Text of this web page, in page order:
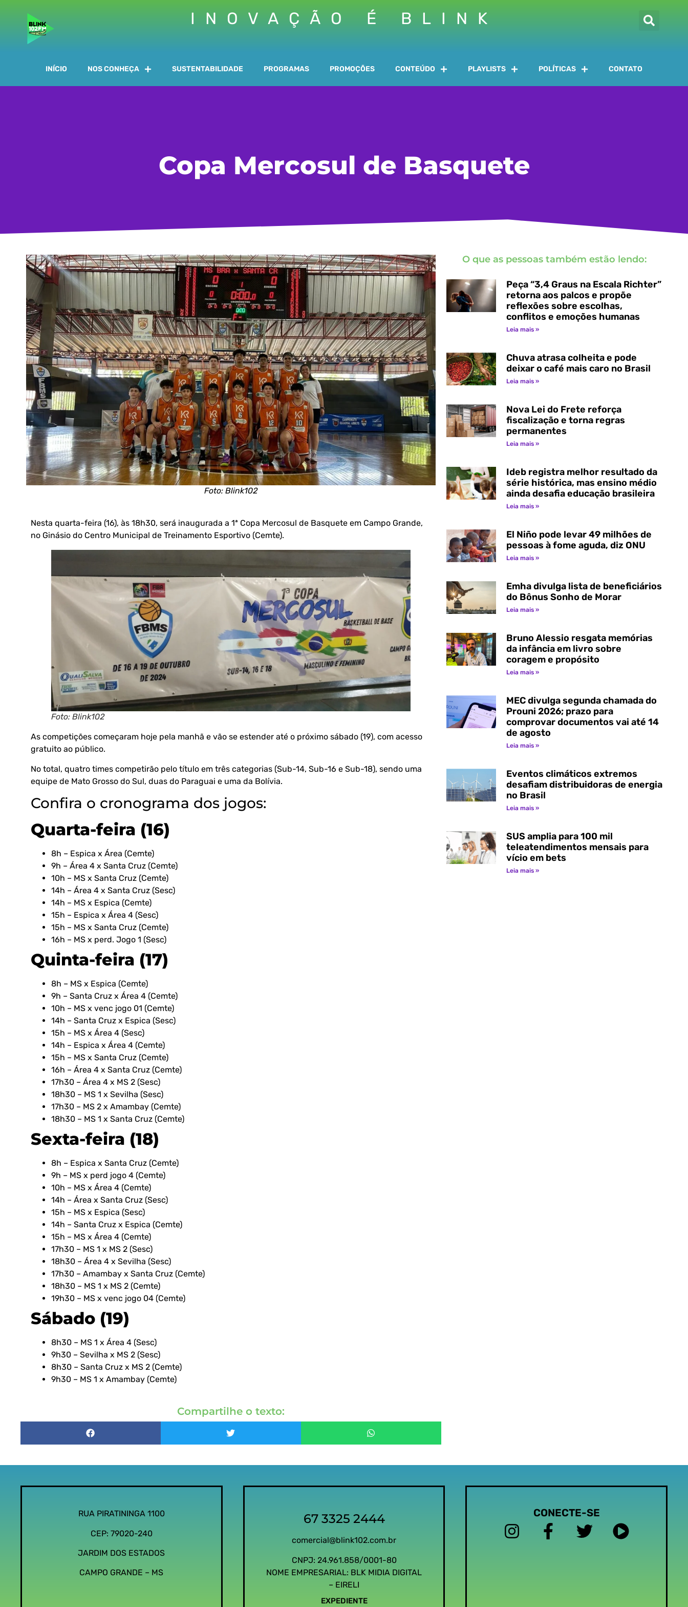
INOVAÇÃO É BLINK
INÍCIO NOS CONHEÇA SUSTENTABILIDADE PROGRAMAS PROMOÇÕES CONTEÚDO PLAYLISTS POLÍTICAS CONTATO
Copa Mercosul de Basquete
Foto: Blink102
Nesta quarta-feira (16), às 18h30, será inaugurada a 1ª Copa Mercosul de Basquete em Campo Grande,
no Ginásio do Centro Municipal de Treinamento Esportivo (Cemte).
Foto: Blink102
As competições começaram hoje pela manhã e vão se estender até o próximo sábado (19), com acesso
gratuito ao público.
No total, quatro times competirão pelo título em três categorias (Sub-14, Sub-16 e Sub-18), sendo uma
equipe de Mato Grosso do Sul, duas do Paraguai e uma da Bolívia.
Confira o cronograma dos jogos:
Quarta-feira (16)
8h – Espica x Área (Cemte)
9h – Área 4 x Santa Cruz (Cemte)
10h – MS x Santa Cruz (Cemte)
14h – Área 4 x Santa Cruz (Sesc)
14h – MS x Espica (Cemte)
15h – Espica x Área 4 (Sesc)
15h – MS x Santa Cruz (Cemte)
16h – MS x perd. Jogo 1 (Sesc)
Quinta-feira (17)
8h – MS x Espica (Cemte)
9h – Santa Cruz x Área 4 (Cemte)
10h – MS x venc jogo 01 (Cemte)
14h – Santa Cruz x Espica (Sesc)
15h – MS x Área 4 (Sesc)
14h – Espica x Área 4 (Cemte)
15h – MS x Santa Cruz (Cemte)
16h – Área 4 x Santa Cruz (Cemte)
17h30 – Área 4 x MS 2 (Sesc)
18h30 – MS 1 x Sevilha (Sesc)
17h30 – MS 2 x Amambay (Cemte)
18h30 – MS 1 x Santa Cruz (Cemte)
Sexta-feira (18)
8h – Espica x Santa Cruz (Cemte)
9h – MS x perd jogo 4 (Cemte)
10h – MS x Área 4 (Cemte)
14h – Área x Santa Cruz (Sesc)
15h – MS x Espica (Sesc)
14h – Santa Cruz x Espica (Cemte)
15h – MS x Área 4 (Cemte)
17h30 – MS 1 x MS 2 (Sesc)
18h30 – Área 4 x Sevilha (Sesc)
17h30 – Amambay x Santa Cruz (Cemte)
18h30 – MS 1 x MS 2 (Cemte)
19h30 – MS x venc jogo 04 (Cemte)
Sábado (19)
8h30 – MS 1 x Área 4 (Sesc)
9h30 – Sevilha x MS 2 (Sesc)
8h30 – Santa Cruz x MS 2 (Cemte)
9h30 – MS 1 x Amambay (Cemte)
Compartilhe o texto:
O que as pessoas também estão lendo:
Peça “3,4 Graus na Escala Richter”
retorna aos palcos e propõe
reflexões sobre escolhas,
conflitos e emoções humanas
Leia mais »
Chuva atrasa colheita e pode
deixar o café mais caro no Brasil
Leia mais »
Nova Lei do Frete reforça
fiscalização e torna regras
permanentes
Leia mais »
Ideb registra melhor resultado da
série histórica, mas ensino médio
ainda desafia educação brasileira
Leia mais »
El Niño pode levar 49 milhões de
pessoas à fome aguda, diz ONU
Leia mais »
Emha divulga lista de beneficiários
do Bônus Sonho de Morar
Leia mais »
Bruno Alessio resgata memórias
da infância em livro sobre
coragem e propósito
Leia mais »
MEC divulga segunda chamada do
Prouni 2026; prazo para
comprovar documentos vai até 14
de agosto
Leia mais »
Eventos climáticos extremos
desafiam distribuidoras de energia
no Brasil
Leia mais »
SUS amplia para 100 mil
teleatendimentos mensais para
vício em bets
Leia mais »
RUA PIRATININGA 1100
CEP: 79020-240
JARDIM DOS ESTADOS
CAMPO GRANDE – MS
67 3325 2444
comercial@blink102.com.br
CNPJ: 24.961.858/0001-80
NOME EMPRESARIAL: BLK MIDIA DIGITAL
– EIRELI
EXPEDIENTE
CONECTE-SE